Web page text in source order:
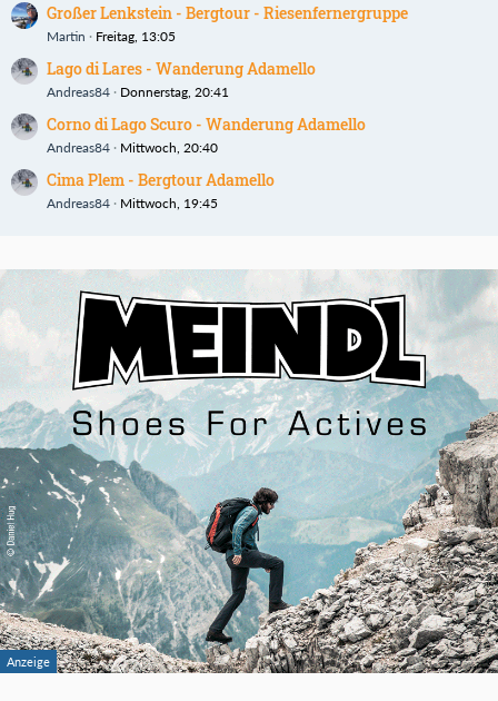
Großer Lenkstein - Bergtour - Riesenfernergruppe
Martin Freitag, 13:05
Lago di Lares - Wanderung Adamello
Andreas84 Donnerstag, 20:41
Corno di Lago Scuro - Wanderung Adamello
Andreas84 Mittwoch, 20:40
Cima Plem - Bergtour Adamello
Andreas84 Mittwoch, 19:45